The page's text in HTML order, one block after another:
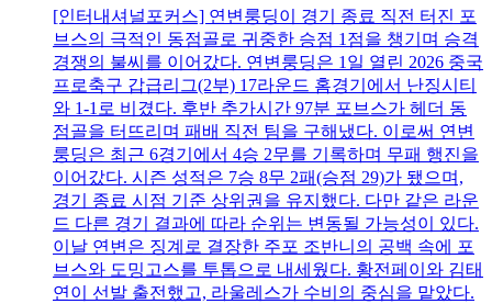
[인터내셔널포커스] 연변룽딩이 경기 종료 직전 터진 포
브스의 극적인 동점골로 귀중한 승점 1점을 챙기며 승격
경쟁의 불씨를 이어갔다. 연변룽딩은 1일 열린 2026 중국
프로축구 갑급리그(2부) 17라운드 홈경기에서 난징시티
와 1-1로 비겼다. 후반 추가시간 97분 포브스가 헤더 동
점골을 터뜨리며 패배 직전 팀을 구해냈다. 이로써 연변
룽딩은 최근 6경기에서 4승 2무를 기록하며 무패 행진을
이어갔다. 시즌 성적은 7승 8무 2패(승점 29)가 됐으며,
경기 종료 시점 기준 상위권을 유지했다. 다만 같은 라운
드 다른 경기 결과에 따라 순위는 변동될 가능성이 있다.
이날 연변은 징계로 결장한 주포 조반니의 공백 속에 포
브스와 도밍고스를 투톱으로 내세웠다. 황전페이와 김태
연이 선발 출전했고, 라울레스가 수비의 중심을 맡았다.